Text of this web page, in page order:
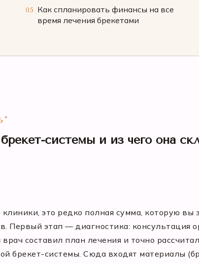
05
Как спланировать финансы на все
время лечения брекетами
системы и из чего она
это редко полная сумма, которую вы
Первый этап — диагностика: консультация
составил план лечения и точно
брекет-системы. Сюда входят материалы